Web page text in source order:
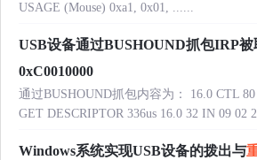
USAGE (Mouse) 0xa1, 0x01, ......
USB设备通过BUSHOUND抓包IRP
0xC0010000
通过BUSHOUND抓包内容为： 16.0 CTL 80
GET DESCRIPTOR 336us 16.0 32 IN 09 02
Windows系统实现USB设备的拨出与